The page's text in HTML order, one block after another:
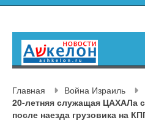
Главная
Война Израиль
20-летняя служащая ЦАХАЛа
после наезда грузовика на